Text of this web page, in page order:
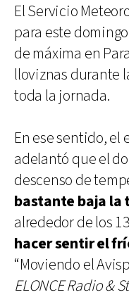
El Servicio
para este
de máxima en
lloviznas durante
toda la jornada.
En ese sentido, el
adelantó que el
descenso de
bastante baja
alrededor de los
hacer sentir el
“Moviendo el
ELONCE Radio &